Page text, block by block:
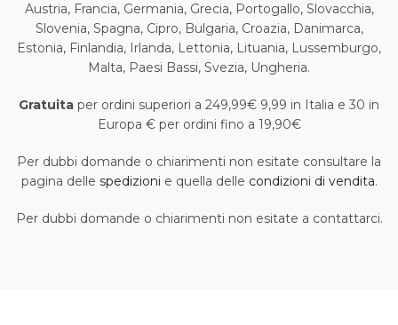
Austria, Francia, Germania, Grecia, Portogallo, Slovacchia,
Slovenia, Spagna, Cipro, Bulgaria, Croazia, Danimarca,
Estonia, Finlandia, Irlanda, Lettonia, Lituania, Lussemburgo,
Malta, Paesi Bassi, Svezia, Ungheria.
Gratuita per ordini superiori a 249,99€ 9,99 in Italia e 30 in
Europa € per ordini fino a 19,90€
Per dubbi domande o chiarimenti non esitate consultare la
pagina delle spedizioni e quella delle condizioni di vendita.
Per dubbi domande o chiarimenti non esitate a contattarci.